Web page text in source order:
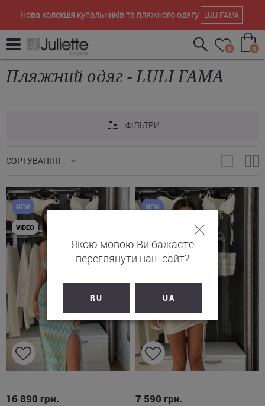
Нова колекція купальників та пляжного одягу LULI FAMA
0 0
Пляжний одяг - LULI FAMA
ФІЛЬТРИ
СОРТУВАННЯ
NEW
VIDEO
16 890 грн.
NEW
7 590 грн.
Якою мовою Ви бажаєте
переглянути наш сайт?
RU UA